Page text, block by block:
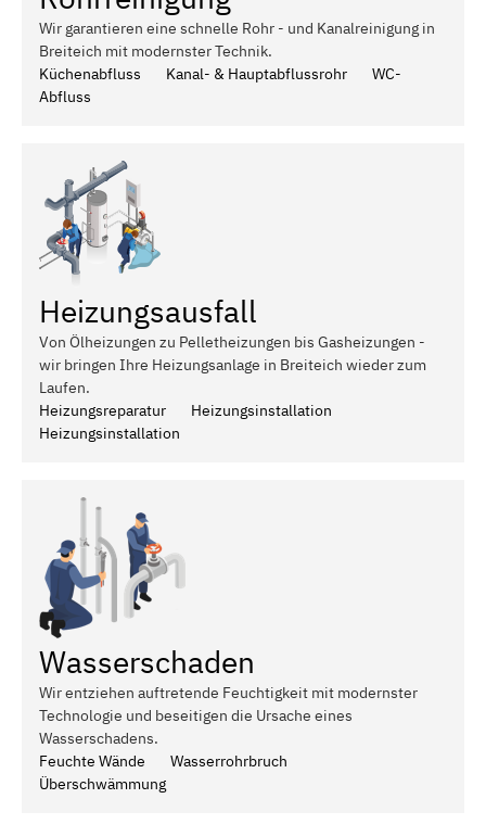
Wir garantieren eine schnelle Rohr - und Kanalreinigung in
Breiteich mit modernster Technik.
Küchenabfluss
Kanal- & Hauptabflussrohr
WC-
Abfluss
Heizungsausfall
Von Ölheizungen zu Pelletheizungen bis Gasheizungen -
wir bringen Ihre Heizungsanlage in Breiteich wieder zum
Laufen.
Heizungsreparatur
Heizungsinstallation
Heizungsinstallation
Wasserschaden
Wir entziehen auftretende Feuchtigkeit mit modernster
Technologie und beseitigen die Ursache eines
Wasserschadens.
Feuchte Wände
Wasserrohrbruch
Überschwämmung